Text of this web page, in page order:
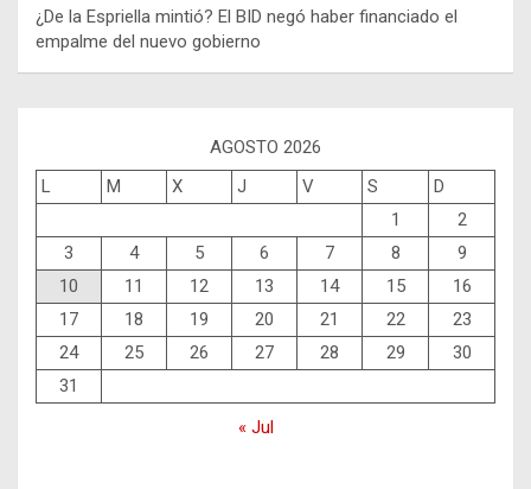
¿De la Espriella mintió? El BID negó haber financiado el
empalme del nuevo gobierno
AGOSTO 2026
L
M X J V S
D
1
2
3
4 5 6 7 8
9
10
11 12 13 14 15
16
17
18 19 20 21 22
23
24
25 26 27 28 29
30
31
« Jul